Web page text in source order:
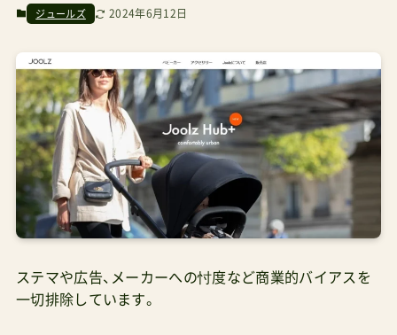
ジュールズ 2024年6月12日
ステマや広告、メーカーへの忖度など商業的バイアスを
一切排除しています。